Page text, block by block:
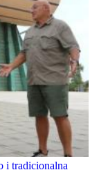
i tradicionalna